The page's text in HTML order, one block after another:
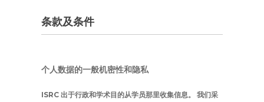
条款及条件
个人数据的一般机密性和隐私
ISRC 出于行政和学术目的从学员那里收集信息。 我们采